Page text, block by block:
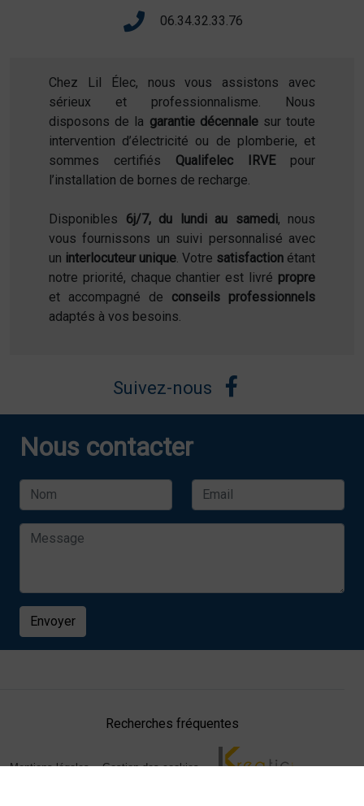
06.34.32.33.76
Chez Lil Élec, nous vous assistons avec
sérieux et professionnalisme. Nous
disposons de la garantie décennalesur toute
intervention d’électricité ou de plomberie, et
sommes certifiés Qualifelec IRVEpour
l’installation de bornes de recharge.
Disponibles 6j/7, du lundi au samedi, nous
vous fournissons un suivi personnalisé avec
un interlocuteur unique. Votre satisfaction étant
notre priorité, chaque chantier est livré propre
et accompagné de conseils professionnels
adaptés à vos besoins.
Suivez-nous
Nous contacter
Envoyer
Recherches fréquentes
Mentions légales Gestion des cookies